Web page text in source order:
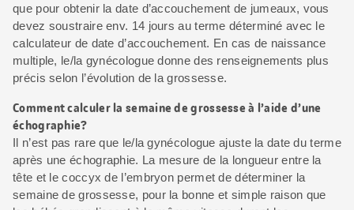
que pour obtenir la date d’accouchement de jumeaux, vous
devez soustraire env. 14 jours au terme déterminé avec le
calculateur de date d’accouchement. En cas de naissance
multiple, le/la gynécologue donne des renseignements plus
précis selon l’évolution de la grossesse.
Comment calculer la semaine de grossesse à l’aide d’une
échographie?
Il n’est pas rare que le/la gynécologue ajuste la date du terme
après une échographie. La mesure de la longueur entre la
tête et le coccyx de l’embryon permet de déterminer la
semaine de grossesse, pour la bonne et simple raison que